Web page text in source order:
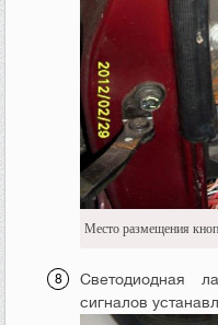
Место размещения
Светодиодная
сигналов